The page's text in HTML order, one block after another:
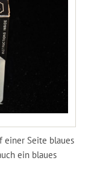
einer Seite blaues
ein blaues